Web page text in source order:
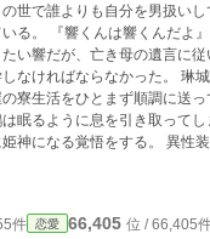
世で誰よりも自分を男扱い
る。 『響くんは響くんだよ
い響だが、亡き母の遺言に
なければならなかった。 琳
寮生活をひとまず順調に送
眠るように息を引き取って
姫神になる覚悟をする。 異性
しながら、母親の“娘への愛”
実は男女で外見は女の子同士
意。 主人公が自分自身からヒ
件 恋愛 66,405 位 / 66,405